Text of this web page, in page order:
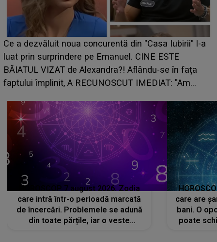
Ce a dezvăluit noua concurentă din "Casa Iubirii" l-a
luat prin surprindere pe Emanuel. CINE ESTE
BĂIATUL VIZAT de Alexandra?! Aflându-se în fața
faptului împlinit, A RECUNOSCUT IMEDIAT: "Am
HOROSCOP 7 august 2026. Zodia
care intră într-o perioadă marcată
de încercări. Problemele se adună
din toate părțile, iar o veste
care are
bani. O
poate